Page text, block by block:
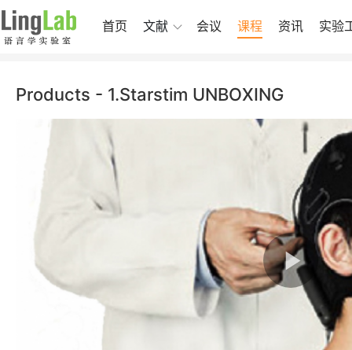
首页 文献 会议 课程 资讯 实验
Products - 1.Starstim UNBOXING